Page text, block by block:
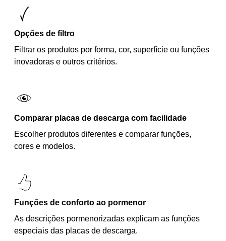
Opções de filtro
Filtrar os produtos por forma, cor, superfície ou funções
inovadoras e outros critérios.
Comparar placas de descarga com facilidade
Escolher produtos diferentes e comparar funções,
cores e modelos.
Funções de conforto ao pormenor
As descrições pormenorizadas explicam as funções
especiais das placas de descarga.